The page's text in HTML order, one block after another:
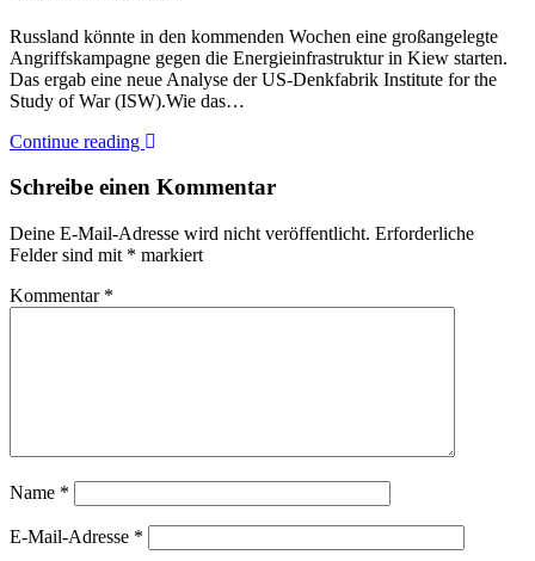
Russland könnte in den kommenden Wochen eine großangelegte
Angriffskampagne gegen die Energieinfrastruktur in Kiew starten.
Das ergab eine neue Analyse der US-Denkfabrik Institute for the
Study of War (ISW).Wie das…
Continue reading
Schreibe einen Kommentar
Deine E-Mail-Adresse wird nicht veröffentlicht. Erforderliche
Felder sind mit * markiert
Kommentar *
Name *
E-Mail-Adresse *